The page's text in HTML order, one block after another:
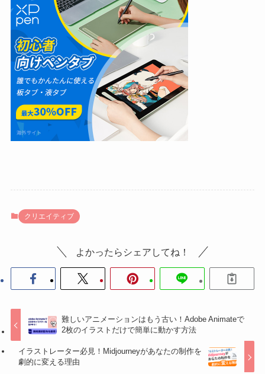
クリエイティブ
よかったらシェアしてね！
難しいアニメーションはもう古い！Adobe Animateで
2枚のイラストだけで簡単に動かす方法
イラストレーター必見！Midjourneyがあなたの制作を
劇的に変える理由